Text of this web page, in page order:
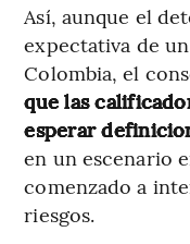
Así, aunque el
expectativa de
Colombia, el
que las
esperar
en un escenario
comenzado a
riesgos.